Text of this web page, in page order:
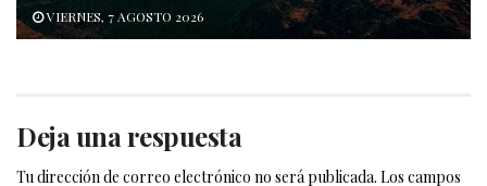
VIERNES, 7 AGOSTO 2026
Deja una respuesta
Tu dirección de correo electrónico no será publicada. Los campos